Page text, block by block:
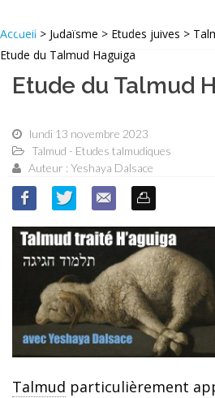
Accueil > Judaïsme > Etudes juives >
Etude du Talmud Haguiga
Etude du Talmud
lundi 13 novembre 2023
Talmud - Etudes talmudiques
Auteur : Yeshaya Dalsace
Talmud particulièrement